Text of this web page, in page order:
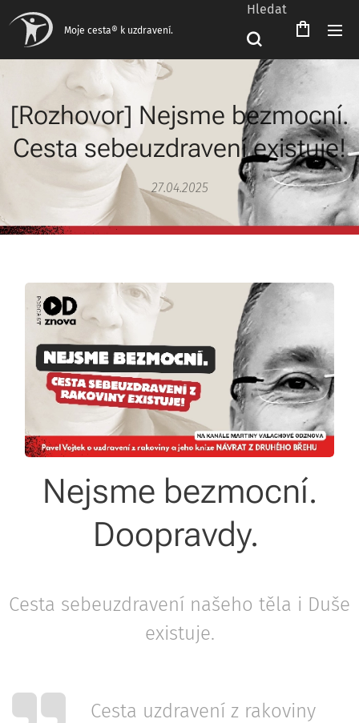
Moje cesta® k uzdravení.
Hledat
[Rozhovor] Nejsme bezmocní.
Cesta sebeuzdravení existuje!
27.04.2025
Čeština‎
Nejsme bezmocní.
Doopravdy.
Cesta sebeuzdravení našeho těla i Duše
existuje.
Cesta uzdravení z rakoviny